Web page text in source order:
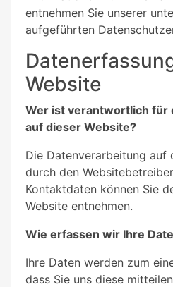
entnehmen Sie unserer
aufgeführten
Website
Wer ist verantwortlich für
auf dieser Website?
Die Datenverarbeitung auf
durch den
Kontaktdaten können Sie
Website entnehmen.
Wie erfassen wir Ihre
Ihre Daten werden zum
dass Sie uns diese